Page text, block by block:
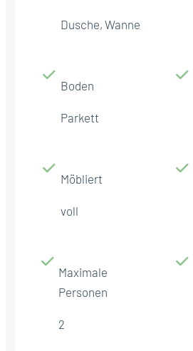
Dusche, Wanne
Boden
Parkett
Möbliert
voll
Maximale
Personen
2